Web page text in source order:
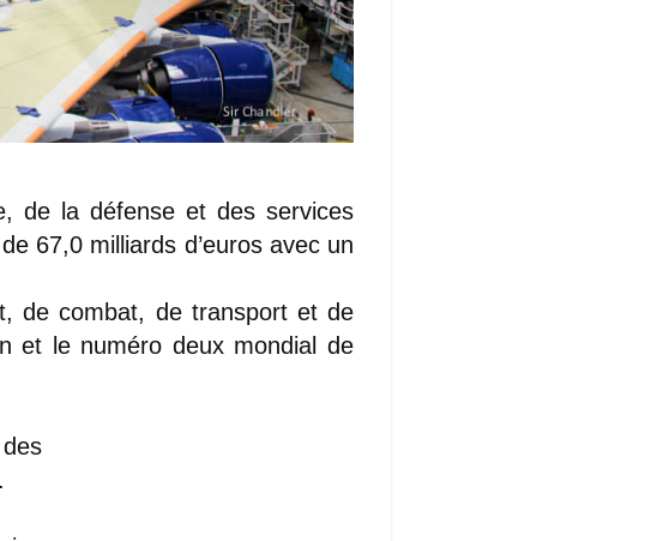
de la défense et des services
67,0 milliards d’euros avec un
de combat, de transport et de
et le numéro deux mondial de